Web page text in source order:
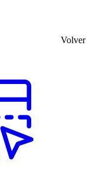
Volver